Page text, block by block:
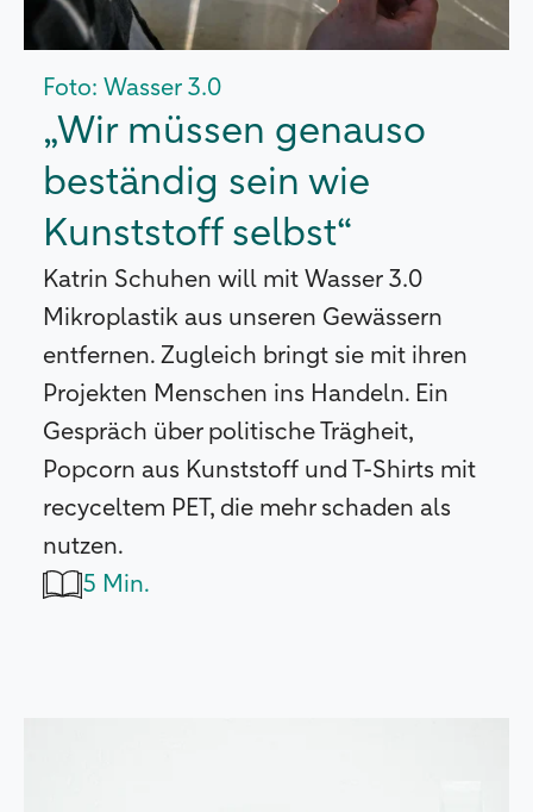
Foto: Wasser 3.0
„Wir müssen genauso
beständig sein wie
Kunststoff selbst“
Katrin Schuhen will mit Wasser 3.0
Mikroplastik aus unseren Gewässern
entfernen. Zugleich bringt sie mit ihren
Projekten Menschen ins Handeln. Ein
Gespräch über politische Trägheit,
Popcorn aus Kunststoff und T-Shirts mit
recyceltem PET, die mehr schaden als
nutzen.
5 Min.